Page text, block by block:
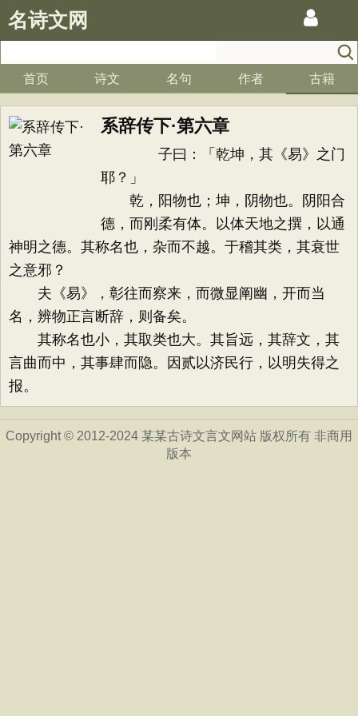
名诗文网
首页 诗文 名句 作者 古籍
系辞传下·第六章
子曰：「乾坤，其《易》之门
耶？」
乾，阳物也；坤，阴物也。阴阳合
德，而刚柔有体。以体天地之撰，以通
神明之德。其称名也，杂而不越。于稽其类，其衰世
之意邪？
夫《易》，彰往而察来，而微显阐幽，开而当
名，辨物正言断辞，则备矣。
其称名也小，其取类也大。其旨远，其辞文，其
言曲而中，其事肆而隐。因贰以济民行，以明失得之
报。
Copyright © 2012-2024 某某古诗文言文网站 版权所有 非商用
版本